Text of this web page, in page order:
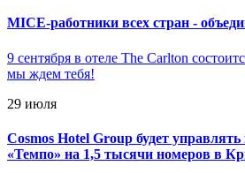
MICE-работники всех стран -
9 сентября в отеле The Carlton
мы ждем тебя!
29 июля
Cosmos Hotel Group будет
«Темпо» на 1,5 тысячи номеров в